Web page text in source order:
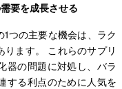
要を成長させる
つの主要な機会は、ラク
ります。 これらのサプリ
器の問題に対処し、バラ
する利点のために人気を